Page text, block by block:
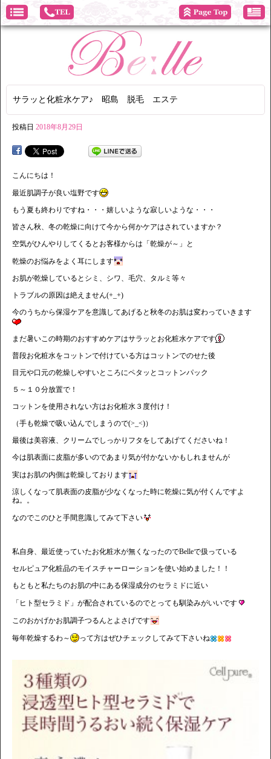
サラッと化粧水ケア♪ 昭島 脱毛 エステ
投稿日 2018年8月29日
こんにちは！
最近肌調子が良い塩野です
もう夏も終わりですね・・・嬉しいような寂しいような・・・
皆さん秋、冬の乾燥に向けて今から何かケアはされていますか？
空気がひんやりしてくるとお客様からは「乾燥が～」と
乾燥のお悩みをよく耳にします
お肌が乾燥しているとシミ、シワ、毛穴、タルミ等々
トラブルの原因は絶えません(+_+)
今のうちから保湿ケアを意識してあげると秋冬のお肌は変わっていきます
まだ暑いこの時期のおすすめケアはサラッとお化粧水ケアです
普段お化粧水をコットンで付けている方はコットンでのせた後
目元や口元の乾燥しやすいところにペタッとコットンパック
５～１０分放置で！
コットンを使用されない方はお化粧水３度付け！
（手も乾燥で吸い込んでしまうので(>_<)）
最後は美容液、クリームでしっかりフタをしてあげてくださいね！
今は肌表面に皮脂が多いのであまり気が付かないかもしれませんが
実はお肌の内側は乾燥しております
涼しくなって肌表面の皮脂が少なくなった時に乾燥に気が付くんですよ
ね。。
なのでこのひと手間意識してみて下さい
私自身、最近使っていたお化粧水が無くなったのでBelleで扱っている
セルピュア化粧品のモイスチャーローションを使い始めました！！
もともと私たちのお肌の中にある保湿成分のセラミドに近い
「ヒト型セラミド」が配合されているのでとっても馴染みがいいです
このおかげかお肌調子つるんとよさげです
毎年乾燥するわ～ って方はぜひチェックしてみて下さいね